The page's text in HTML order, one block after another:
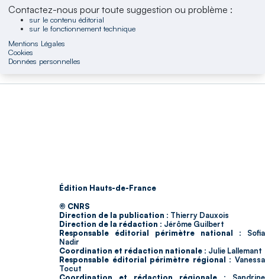
Contactez-nous pour toute suggestion ou problème :
sur le contenu éditorial
sur le fonctionnement technique
Mentions Légales
Cookies
Données personnelles
Édition Hauts-de-France
© CNRS
Direction de la publication : Thierry Dauxois
Direction de la rédaction : Jérôme Guilbert
Responsable éditorial périmètre national : Sofia
Nadir
Coordination et rédaction nationale : Julie Lallemant
Responsable éditorial périmètre régional : Vanessa
Tocut